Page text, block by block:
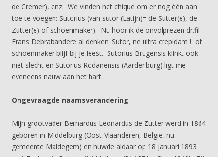
de Cremer), enz. We vinden het chique om er nog één aan
toe te voegen: Sutorius (van sutor (Latijn)= de Sutter(e), de
Zutter(e) of schoenmaker). Nu hoor ik de onvolprezen dr.fil.
Frans Debrabandere al denken: Sutor, ne ultra crepidam ! of
schoenmaker blijf bij je leest. Sutorius Brugensis klinkt ook
niet slecht en Sutorius Rodanensis (Aardenburg) ligt me
eveneens nauw aan het hart.
Ongevraagde naamsverandering
Mijn grootvader Bernardus Leonardus de Zutter werd in 1864
geboren in Middelburg (Oost-Vlaanderen, België, nu
gemeente Maldegem) en huwde aldaar op 18 januari 1893